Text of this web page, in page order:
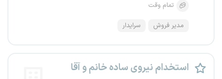
تمام وقت
مدیر فروش سرایدار
استخدام نیروی ساده خانم و آقا